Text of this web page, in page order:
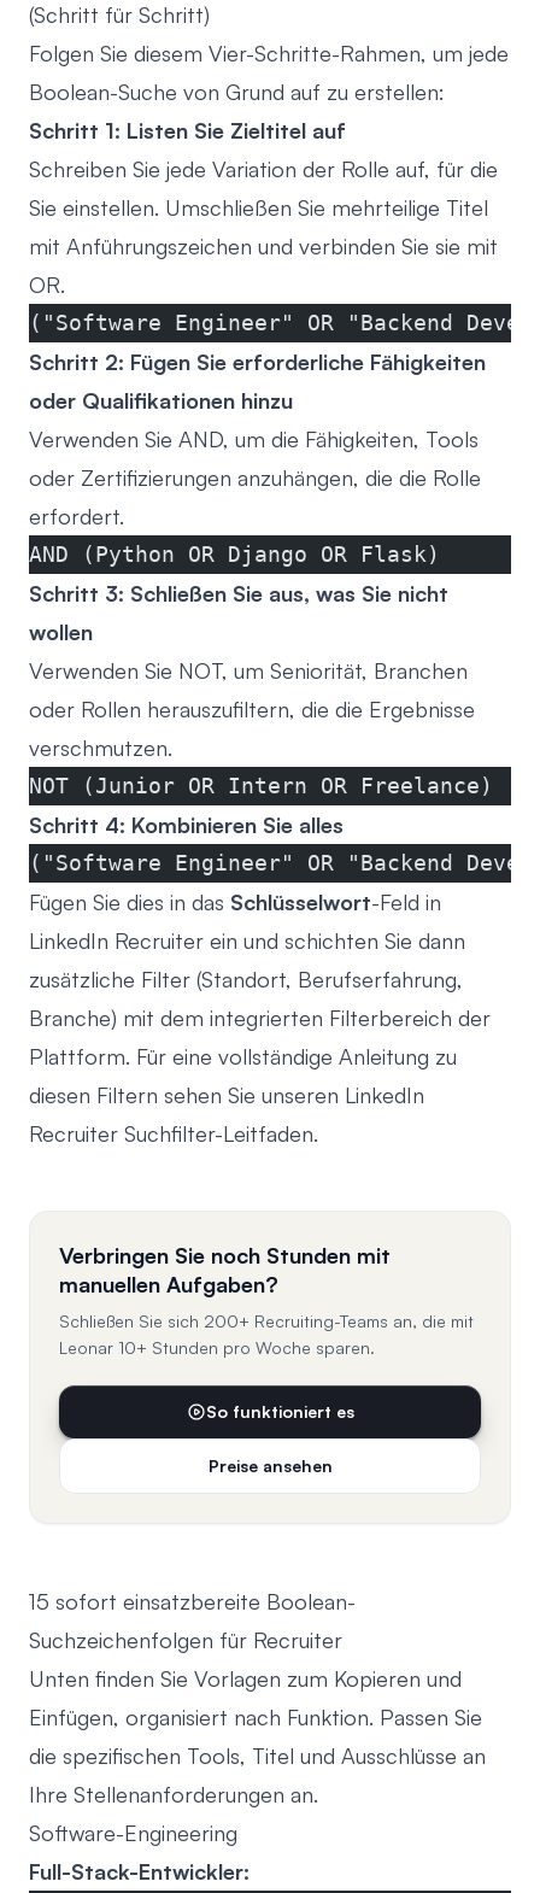
(Schritt für Schritt)
Folgen Sie diesem Vier-Schritte-Rahmen, um jede
Boolean-Suche von Grund auf zu erstellen:
Schritt 1: Listen Sie Zieltitel auf
Schreiben Sie jede Variation der Rolle auf, für die
Sie einstellen. Umschließen Sie mehrteilige Titel
mit Anführungszeichen und verbinden Sie sie mit
OR.
("Software Engineer" OR "Backend
Schritt 2: Fügen Sie erforderliche Fähigkeiten
oder Qualifikationen hinzu
Verwenden Sie AND, um die Fähigkeiten, Tools
oder Zertifizierungen anzuhängen, die die Rolle
erfordert.
AND (Python OR Django OR Flask)
Schritt 3: Schließen Sie aus, was Sie nicht
wollen
Verwenden Sie NOT, um Seniorität, Branchen
oder Rollen herauszufiltern, die die Ergebnisse
verschmutzen.
NOT (Junior OR Intern OR Freelance)
Schritt 4: Kombinieren Sie alles
("Software Engineer" OR "Backend
Fügen Sie dies in das Schlüsselwort-Feld in
LinkedIn Recruiter ein und schichten Sie dann
zusätzliche Filter (Standort, Berufserfahrung,
Branche) mit dem integrierten Filterbereich der
Plattform. Für eine vollständige Anleitung zu
diesen Filtern sehen Sie unseren LinkedIn
Recruiter Suchfilter-Leitfaden.
Verbringen Sie noch Stunden mit
manuellen Aufgaben?
Schließen Sie sich 200+ Recruiting-Teams an, die mit
Leonar 10+ Stunden pro Woche sparen.
So funktioniert es
Preise ansehen
15 sofort einsatzbereite Boolean-
Suchzeichenfolgen für Recruiter
Unten finden Sie Vorlagen zum Kopieren und
Einfügen, organisiert nach Funktion. Passen Sie
die spezifischen Tools, Titel und Ausschlüsse an
Ihre Stellenanforderungen an.
Software-Engineering
Full-Stack-Entwickler: